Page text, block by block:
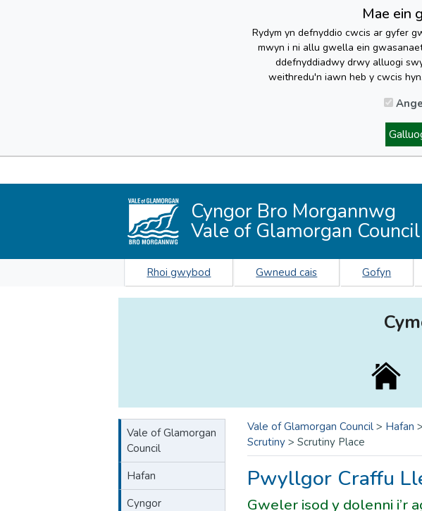
Mae ein
Rydym yn defnyddio cwcis ar gyfer
mwyn i ni allu gwella ein
ddefnyddiadwy drwy alluogi
weithredu'n iawn heb y cwcis
Cyngor Bro Morgannwg
Vale of Glamorgan Council
Rhoi gwybod Gwneud cais Gofyn
Vale of Glamorgan
Council
Hafan
Cyngor
Vale of Glamorgan Council > Hafan >
Scrutiny > Scrutiny Place
Pwyllgor Craffu
Gweler isod y dolenni i’r